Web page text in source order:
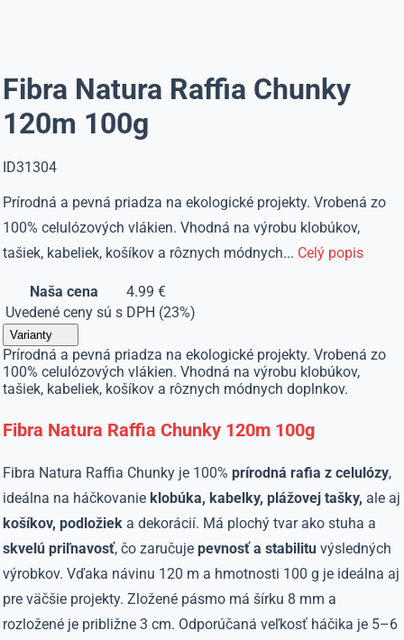
Fibra Natura Raffia Chunky
120m 100g
ID31304
Prírodná a pevná priadza na ekologické projekty. Vrobená zo
100% celulózových vlákien. Vhodná na výrobu klobúkov,
tašiek, kabeliek, košíkov a rôznych módnych... Celý popis
Naša cena
4.99 €
Uvedené ceny sú s DPH (23%)
Varianty
Prírodná a pevná priadza na ekologické projekty. Vrobená zo
100% celulózových vlákien. Vhodná na výrobu klobúkov,
tašiek, kabeliek, košíkov a rôznych módnych doplnkov.
Fibra Natura Raffia Chunky 120m 100g
Fibra Natura Raffia Chunky je 100%prírodná rafia z celulózy,
ideálna na háčkovanieklobúka, kabelky, plážovej tašky, ale aj
košíkov, podložiek a dekorácií. Má plochý tvar ako stuha a
skvelú priľnavosť, čo zaručujepevnosť a stabilitu výsledných
výrobkov. Vďaka návinu 120 m a hmotnosti 100 g je ideálna aj
pre väčšie projekty. Zložené pásmo má šírku 8 mm a
rozložené je približne 3 cm. Odporúčaná veľkosť háčika je 5–6